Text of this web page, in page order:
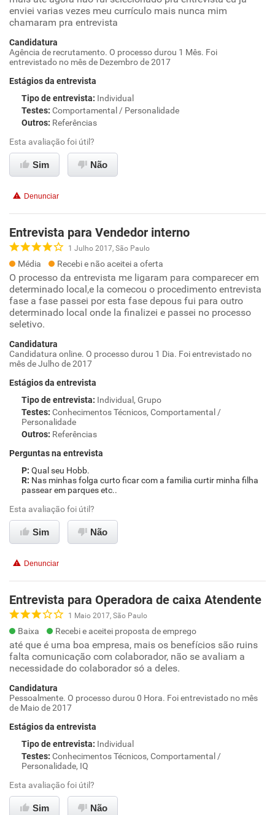
enviei varias vezes meu currículo mais nunca mim
chamaram pra entrevista
Candidatura
Agência de recrutamento. O processo durou 1 Mês. Foi
entrevistado no mês de Dezembro de 2017
Estágios da entrevista
Tipo de entrevista: Individual
Testes: Comportamental / Personalidade
Outros: Referências
Esta avaliação foi útil?
Sim Não
Denunciar
Entrevista para Vendedor interno
1 Julho 2017, São Paulo
Média Recebi e não aceitei a oferta
O processo da entrevista me ligaram para comparecer em
determinado local,e la comecou o procedimento entrevista
fase a fase passei por esta fase depous fui para outro
determinado local onde la finalizei e passei no processo
seletivo.
Candidatura
Candidatura online. O processo durou 1 Dia. Foi entrevistado no
mês de Julho de 2017
Estágios da entrevista
Tipo de entrevista: Individual, Grupo
Testes: Conhecimentos Técnicos, Comportamental /
Personalidade
Outros: Referências
Perguntas na entrevista
Qual seu Hobb.
Nas minhas folga curto ficar com a familia curtir minha filha
passear em parques etc..
Esta avaliação foi útil?
Sim Não
Denunciar
Entrevista para Operadora de caixa Atendente
1 Maio 2017, São Paulo
Baixa Recebi e aceitei proposta de emprego
até que é uma boa empresa, mais os benefícios são ruins
falta comunicação com colaborador, não se avaliam a
necessidade do colaborador só a deles.
Candidatura
Pessoalmente. O processo durou 0 Hora. Foi entrevistado no mês
de Maio de 2017
Estágios da entrevista
Tipo de entrevista: Individual
Testes: Conhecimentos Técnicos, Comportamental /
Personalidade, IQ
Esta avaliação foi útil?
Sim Não